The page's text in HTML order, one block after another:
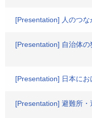
[Presentation] 人のつ
[Presentation] 自治体
[Presentation] 日本にお
[Presentation] 避難所